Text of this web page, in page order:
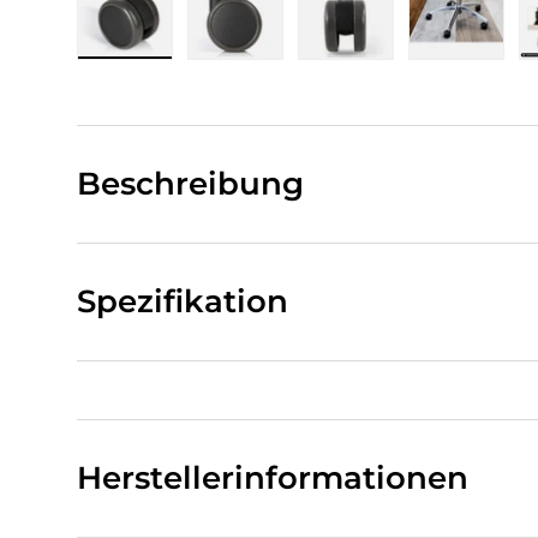
Beschreibung
Spezifikation
Herstellerinformationen